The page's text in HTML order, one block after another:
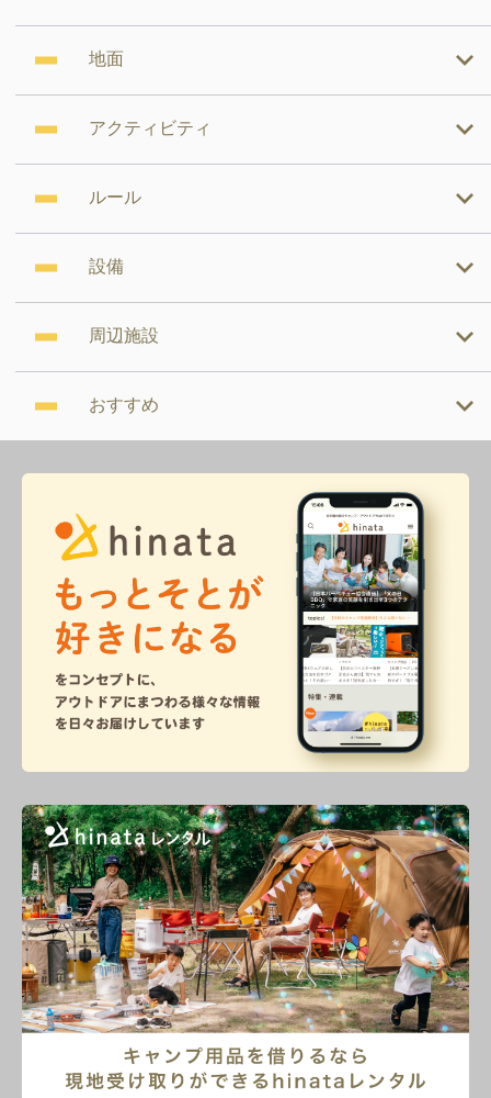
地面
アクティビティ
ルール
設備
周辺施設
おすすめ